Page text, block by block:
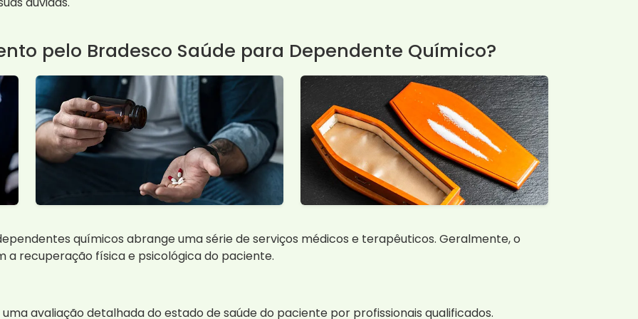
pelo Bradesco Saúde para Dependente Químico?
químicos abrange uma série de serviços médicos e terapêuticos. Geralmente, o
a recuperação física e psicológica do paciente.
avaliação detalhada do estado de saúde do paciente por profissionais qualificados.